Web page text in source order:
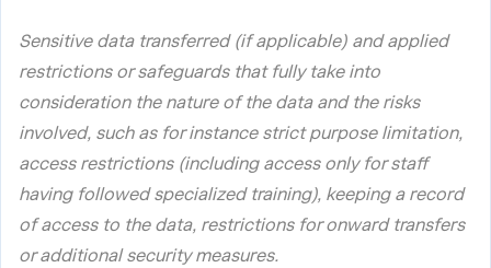
Sensitive data transferred (if applicable) and applied
restrictions or safeguards that fully take into
consideration the nature of the data and the risks
involved, such as for instance strict purpose limitation,
access restrictions (including access only for staff
having followed specialized training), keeping a record
of access to the data, restrictions for onward transfers
or additional security measures.